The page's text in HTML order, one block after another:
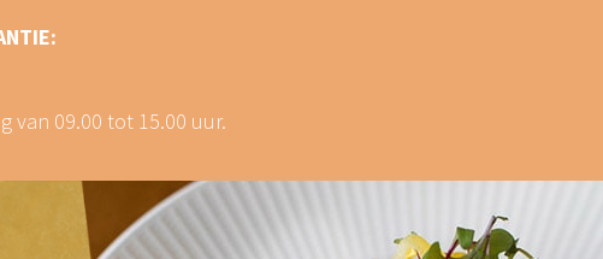
van 09.00 tot 15.00 uur.